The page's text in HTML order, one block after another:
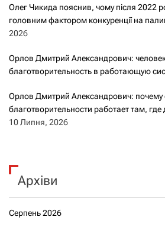
Олег Чикида пояснив, чому після 2022
головним фактором конкуренції на
2026
Орлов Дмитрий Александрович:
благотворительность в работающую
Орлов Дмитрий Александрович: почему
благотворительности работает там,
10 Липня, 2026
Архіви
Серпень 2026